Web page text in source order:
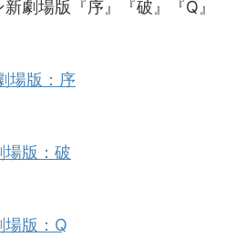
劇場版『序』『破』『Q』
場版：序
場版：破
場版：Q